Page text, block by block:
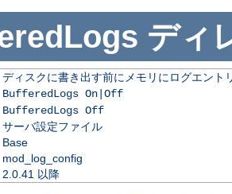
ディ
ディスクに書き出す前にメモリにログエント
BufferedLogs On|Off
BufferedLogs Off
サーバ設定ファイル
Base
mod_log_config
2.0.41 以降